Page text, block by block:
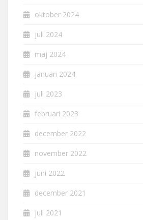
oktober 2024
juli 2024
maj 2024
januari 2024
juli 2023
februari 2023
december 2022
november 2022
juni 2022
december 2021
juli 2021